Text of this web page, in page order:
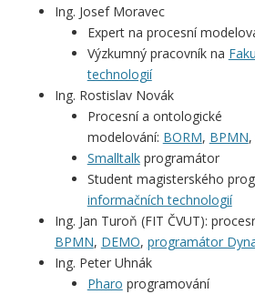
Ing. Josef Moravec
Expert na procesní
Výzkumný pracovník na
technologií
Ing. Rostislav Novák
Procesní a ontologické
modelování: BORM, BPMN,
Smalltalkprogramátor
Student magisterského
informačních technologií
Ing. Jan Turoň (FIT ČVUT):
BPMN, DEMO, programátor
Ing. Peter Uhnák
Pharo programování